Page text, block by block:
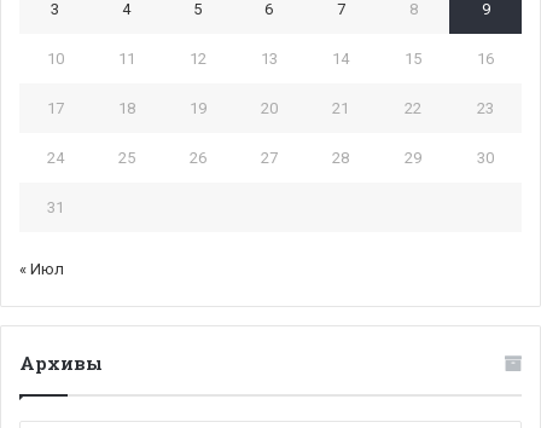
3 4 5 6 7 8 9
10 11 12 13 14 15 16
17 18 19 20 21 22 23
24 25 26 27 28 29 30
31
« Июл
Архивы